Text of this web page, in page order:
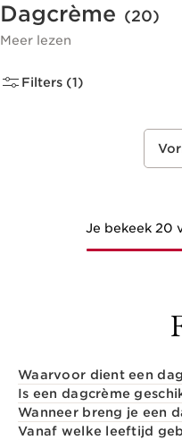
Dagcrème (20)
Meer lezen
Filters (1)
Je bekeek 20
Waarvoor dient een
Is een dagcrème
Wanneer breng je een
Vanaf welke leeftijd